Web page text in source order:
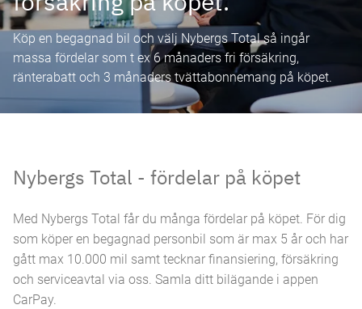
Köp en begagnad bil och välj Nybergs Total så ingår
massa fördelar som t ex 6 månaders fri försäkring,
ränterabatt och 3 månaders tvättabonnemang på köpet.
Nybergs Total - fördelar på köpet
Med Nybergs Total får du många fördelar på köpet. För dig
som köper en begagnad personbil som är max 5 år och har
gått max 10.000 mil samt tecknar finansiering, försäkring
och serviceavtal via oss. Samla ditt bilägande i appen
CarPay.